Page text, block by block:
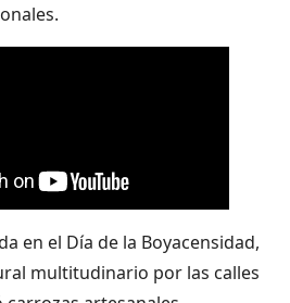
en el Día de la Boyacensidad,
multitudinario por las calles